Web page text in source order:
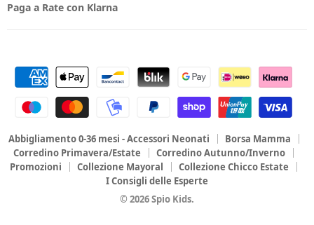
Paga a Rate con Klarna
Abbigliamento 0-36 mesi - Accessori Neonati
Borsa Mamma
Corredino Primavera/Estate
Corredino Autunno/Inverno
Promozioni
Collezione Mayoral
Collezione Chicco Estate
I Consigli delle Esperte
© 2026 Spio Kids.